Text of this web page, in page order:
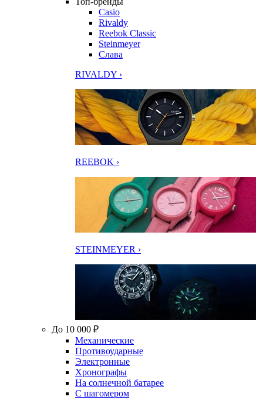
Casio
Rivaldy
Reebok Classic
Steinmeyer
Слава
RIVALDY ›
REEBOK ›
STEINMEYER ›
До 10 000 ₽
Механические
Противоударные
Электронные
Хронографы
На солнечной батарее
С шагомером